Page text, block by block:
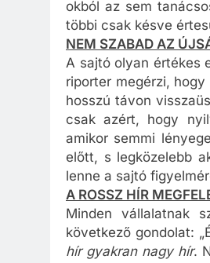
okból az sem
többi csak késve
NEM SZABAD AZ
A sajtó olyan értékes
riporter megérzi, hogy
hosszú távon
csak azért, hogy
amikor semmi
előtt, s legközelebb
lenne a sajtó
A ROSSZ HÍR
Minden vállalatnak
következő gondolat:
hír gyakran nagy hír.